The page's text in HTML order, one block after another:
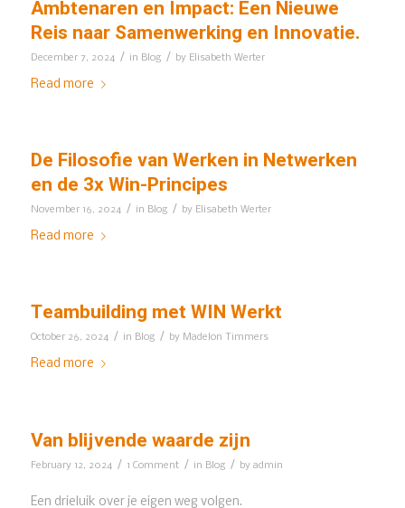
Ambtenaren en Impact: Een Nieuwe
Reis naar Samenwerking en Innovatie.
December 7, 2024 / in Blog / by Elisabeth Werter
Read more
De Filosofie van Werken in Netwerken
en de 3x Win-Principes
November 16, 2024 / in Blog / by Elisabeth Werter
Read more
Teambuilding met WIN Werkt
October 26, 2024 / in Blog / by Madelon Timmers
Read more
Van blijvende waarde zijn
February 12, 2024 / 1 Comment / in Blog / by admin
Een drieluik over je eigen weg volgen.